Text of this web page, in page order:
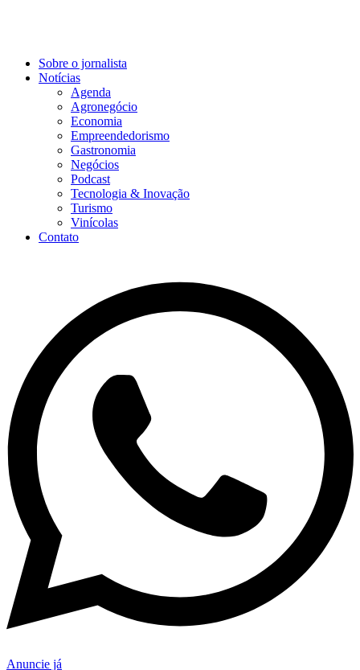
Sobre o jornalista
Notícias
Agenda
Agronegócio
Economia
Empreendedorismo
Gastronomia
Negócios
Podcast
Tecnologia & Inovação
Turismo
Vinícolas
Contato
Anuncie já